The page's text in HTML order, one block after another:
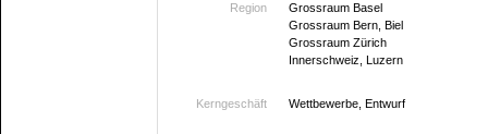
Region
Grossraum Basel
Grossraum Bern, Biel
Grossraum Zürich
Innerschweiz, Luzern
Kerngeschäft Wettbewerbe, Entwurf